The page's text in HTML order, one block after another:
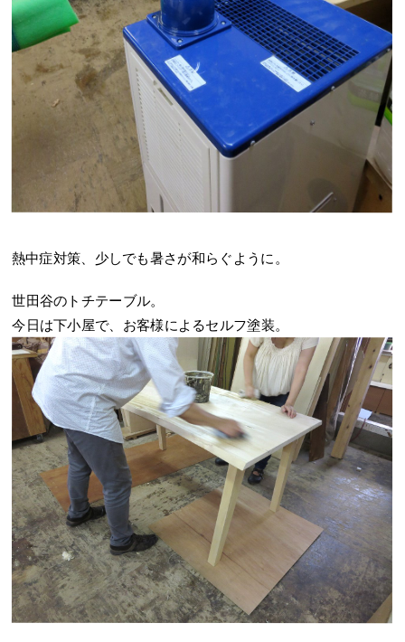
熱中症対策、少しでも暑さが和らぐように。
世田谷のトチテーブル。
今日は下小屋で、お客様によるセルフ塗装。